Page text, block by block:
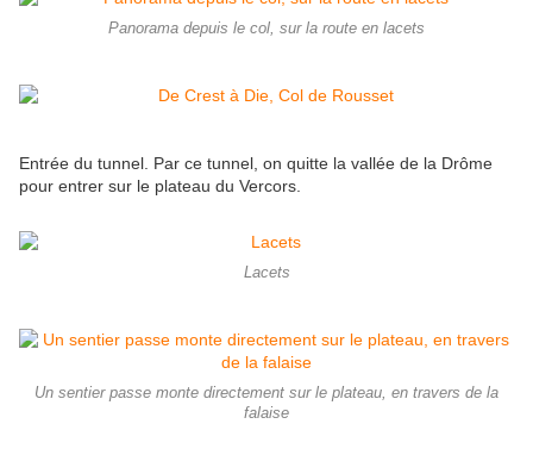
Panorama depuis le col, sur la route en lacets
Entrée du tunnel. Par ce tunnel, on quitte la vallée de la Drôme
pour entrer sur le plateau du Vercors.
Lacets
Un sentier passe monte directement sur le plateau, en travers de la
falaise